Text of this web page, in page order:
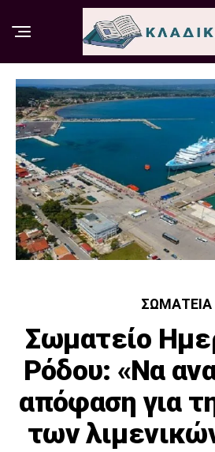
ΣΩΜΑΤΕΊΑ
Σωματείο
Ρόδου: «Να
απόφαση για
των